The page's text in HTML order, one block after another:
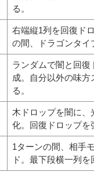
る。
右端縦1列を回復ド
の間、ドラゴンタイ
ランダムで闇と回復
成。自分以外の味方
る。
木ドロップを闇に
化。回復ドロップを
1ターンの間、相手
ド。最下段横一列を